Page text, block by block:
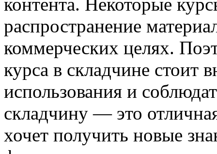
распространение
коммерческих целях.
курса в складчине стоит
использования и
складчину — это
хочет получить новые